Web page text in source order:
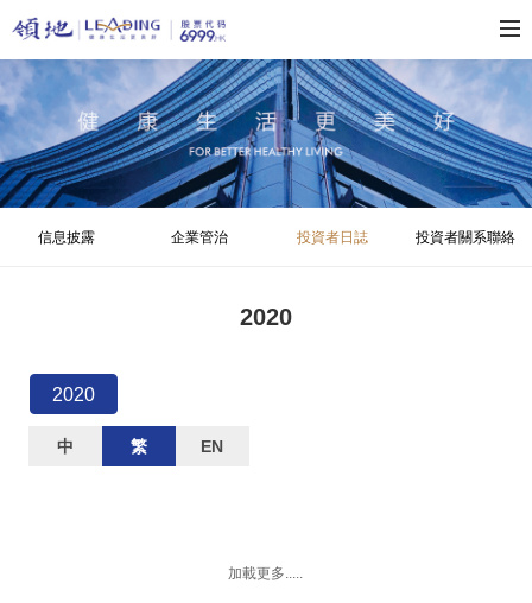
信息披露 企業管治 投資者日誌 投資者關系聯絡
2020
2020
中 繁 EN
加載更多.....